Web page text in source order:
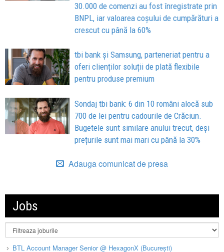
30.000 de comenzi au fost înregistrate prin
BNPL, iar valoarea coșului de cumpărături a
crescut cu până la 60%
tbi bank și Samsung, parteneriat pentru a
oferi clienților soluții de plată flexibile
pentru produse premium
Sondaj tbi bank: 6 din 10 români alocă sub
700 de lei pentru cadourile de Crăciun.
Bugetele sunt similare anului trecut, deși
prețurile sunt mai mari cu până la 30%
Adauga comunicat de presa
Jobs
BTL Account Manager Senior @ HexagonX (București)